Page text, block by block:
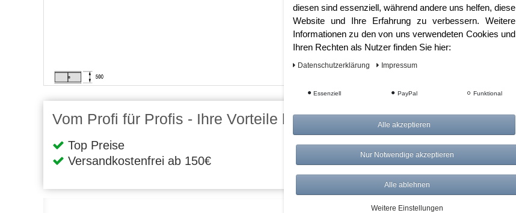
Vom Profi für Profis - Ihre Vorteile bei AWWM:
Top Preise
Versandkostenfrei ab 150€
Risikolos: 14 Tage Rückgabe
Über 20.000 Artikel
diesen sind essenziell, während andere uns helfen, diese
Website und Ihre Erfahrung zu verbessern. Weitere
Informationen zu den von uns verwendeten Cookies und
Ihren Rechten als Nutzer finden Sie hier:
Daten­schutz­erklärung Impressum
Essenziell PayPal Funktional
Alle akzeptieren
Nur Notwendige akzeptieren
Alle ablehnen
Weitere Einstellungen